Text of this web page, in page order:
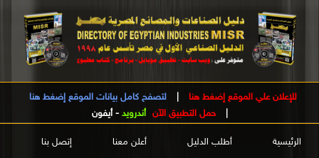
للإعلان علي الموقع إضغط هنا
لتصفح كامل بيانات الموقع إضغط هنا
حمل التطبيق الآن أندرويد - أيفون
الرئيسية أطلب الدليل أعلن معنا
إتصل بنا